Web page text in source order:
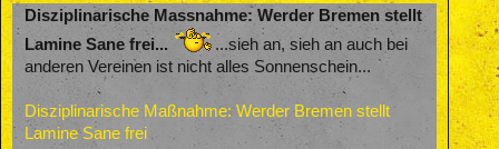
Disziplinarische Massnahme: Werder Bremen stellt
Lamine Sane frei...
...sieh an, sieh an auch bei
anderen Vereinen ist nicht alles Sonnenschein...
Disziplinarische Maßnahme: Werder Bremen stellt
Lamine Sane frei